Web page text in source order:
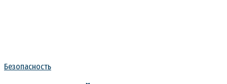
Безопасность